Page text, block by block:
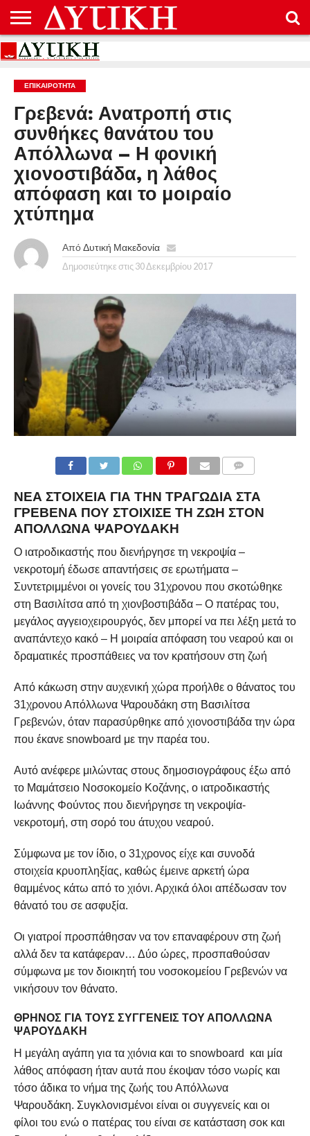
ΑΡΧΙΚΉ
ΕΠΙΚΟΙΝΩΝΊΑ
ΌΡΟΙ
ΠΡΟΣΤΑΣΊΑ
ΔΕΔΟΜΈΝΩΝ
ΕΠΙΚΑΙΡΟΤΗΤΑ
Γρεβενά: Ανατροπή στις
συνθήκες θανάτου του
Απόλλωνα – Η φονική
χιονοστιβάδα, η λάθος
απόφαση και το μοιραίο
χτύπημα
Από Δυτική Μακεδονία
Δημοσιεύτηκε στις 30 Δεκεμβρίου 2017
ΝΈΑ ΣΤΟΙΧΕΊΑ ΓΙΑ ΤΗΝ ΤΡΑΓΩΔΊΑ ΣΤΑ
ΓΡΕΒΕΝΆ ΠΟΥ ΣΤΟΊΧΙΣΕ ΤΗ ΖΩΉ ΣΤΟΝ
ΑΠΌΛΛΩΝΑ ΨΑΡΟΥΔΆΚΗ
Ο ιατροδικαστής που διενήργησε τη νεκροψία –
νεκροτομή έδωσε απαντήσεις σε ερωτήματα –
Συντετριμμένοι οι γονείς του 31χρονου που σκοτώθηκε
στη Βασιλίτσα από τη χιονβοστιβάδα – Ο πατέρας του,
μεγάλος αγγειοχειρουργός, δεν μπορεί να πει λέξη μετά το
αναπάντεχο κακό – Η μοιραία απόφαση του νεαρού και οι
δραματικές προσπάθειες να τον κρατήσουν στη ζωή
Από κάκωση στην αυχενική χώρα προήλθε ο θάνατος του
31χρονου Απόλλωνα Ψαρουδάκη στη Βασιλίτσα
Γρεβενών, όταν παρασύρθηκε από χιονοστιβάδα την ώρα
που έκανε snowboard με την παρέα του.
Αυτό ανέφερε μιλώντας στους δημοσιογράφους έξω από
το Μαμάτσειο Νοσοκομείο Κοζάνης, ο ιατροδικαστής
Ιωάννης Φούντος που διενήργησε τη νεκροψία-
νεκροτομή, στη σορό του άτυχου νεαρού.
Σύμφωνα με τον ίδιο, ο 31χρονος είχε και συνοδά
στοιχεία κρυοπληξίας, καθώς έμεινε αρκετή ώρα
θαμμένος κάτω από το χιόνι. Αρχικά όλοι απέδωσαν τον
θάνατό του σε ασφυξία.
Οι γιατροί προσπάθησαν να τον επαναφέρουν στη ζωή
αλλά δεν τα κατάφεραν… Δύο ώρες, προσπαθούσαν
σύμφωνα με τον διοικητή του νοσοκομείου Γρεβενών να
νικήσουν τον θάνατο.
ΘΡΉΝΟΣ ΓΙΑ ΤΟΥΣ ΣΥΓΓΕΝΕΊΣ ΤΟΥ ΑΠΌΛΛΩΝΑ
ΨΑΡΟΥΔΆΚΗ
Η μεγάλη αγάπη για τα χιόνια και το snowboard και μία
λάθος απόφαση ήταν αυτά που έκοψαν τόσο νωρίς και
τόσο άδικα το νήμα της ζωής του Απόλλωνα
Ψαρουδάκη. Συγκλονισμένοι είναι οι συγγενείς και οι
φίλοι του ενώ ο πατέρας του είναι σε κατάσταση σοκ και